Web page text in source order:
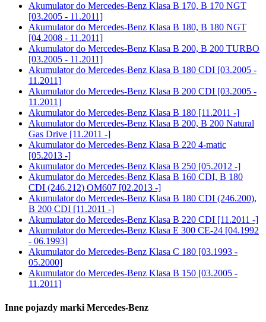
Akumulator do Mercedes-Benz Klasa B 170, B 170 NGT
[03.2005 - 11.2011]
Akumulator do Mercedes-Benz Klasa B 180, B 180 NGT
[04.2008 - 11.2011]
Akumulator do Mercedes-Benz Klasa B 200, B 200 TURBO
[03.2005 - 11.2011]
Akumulator do Mercedes-Benz Klasa B 180 CDI [03.2005 -
11.2011]
Akumulator do Mercedes-Benz Klasa B 200 CDI [03.2005 -
11.2011]
Akumulator do Mercedes-Benz Klasa B 180 [11.2011 -]
Akumulator do Mercedes-Benz Klasa B 200, B 200 Natural
Gas Drive [11.2011 -]
Akumulator do Mercedes-Benz Klasa B 220 4-matic
[05.2013 -]
Akumulator do Mercedes-Benz Klasa B 250 [05.2012 -]
Akumulator do Mercedes-Benz Klasa B 160 CDI, B 180
CDI (246.212) OM607 [02.2013 -]
Akumulator do Mercedes-Benz Klasa B 180 CDI (246.200),
B 200 CDI [11.2011 -]
Akumulator do Mercedes-Benz Klasa B 220 CDI [11.2011 -]
Akumulator do Mercedes-Benz Klasa E 300 CE-24 [04.1992
- 06.1993]
Akumulator do Mercedes-Benz Klasa C 180 [03.1993 -
05.2000]
Akumulator do Mercedes-Benz Klasa B 150 [03.2005 -
11.2011]
Inne pojazdy marki Mercedes-Benz